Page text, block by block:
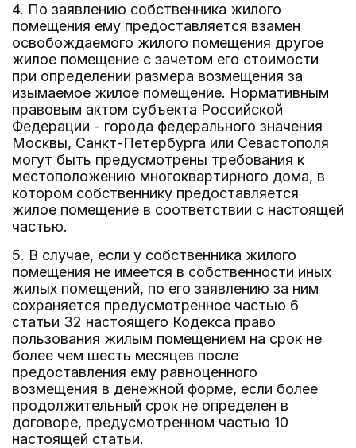
4. По заявлению собственника жилого
помещения ему предоставляется взамен
освобождаемого жилого помещения другое
жилое помещение с зачетом его стоимости
при определении размера возмещения за
изымаемое жилое помещение. Нормативным
правовым актом субъекта Российской
Федерации - города федерального значения
Москвы, Санкт-Петербурга или Севастополя
могут быть предусмотрены требования к
местоположению многоквартирного дома, в
котором собственнику предоставляется
жилое помещение в соответствии с настоящей
частью.
5. В случае, если у собственника жилого
помещения не имеется в собственности иных
жилых помещений, по его заявлению за ним
сохраняется предусмотренное частью 6
статьи 32 настоящего Кодекса право
пользования жилым помещением на срок не
более чем шесть месяцев после
предоставления ему равноценного
возмещения в денежной форме, если более
продолжительный срок не определен в
договоре, предусмотренном частью 10
настоящей статьи.